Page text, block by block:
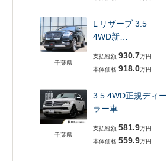
千葉県
L リザーブ 3.5
4WD新…
支払総額 930.7万円
本体価格 918.0万円
千葉県
3.5 4WD正規ディー
ラー車…
支払総額 581.9万円
本体価格 559.9万円